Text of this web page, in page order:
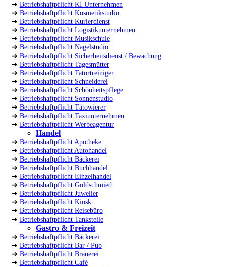
➔ Betriebshaftpflicht KI Unternehmen
➔ Betriebshaftpflicht Kosmetikstudio
➔ Betriebshaftpflicht Kurierdienst
➔ Betriebshaftpflicht Logistikunternehmen
➔ Betriebshaftpflicht Musikschule
➔ Betriebshaftpflicht Nagelstudio
➔ Betriebshaftpflicht Sicherheitsdienst / Bewachung
➔ Betriebshaftpflicht Tagesmütter
➔ Betriebshaftpflicht Tatortreiniger
➔ Betriebshaftpflicht Schneiderei
➔ Betriebshaftpflicht Schönheitspflege
➔ Betriebshaftpflicht Sonnenstudio
➔ Betriebshaftpflicht Tätowierer
➔ Betriebshaftpflicht Taxiunternehmen
➔ Betriebshaftpflicht Werbeagentur
Handel
➔ Betriebshaftpflicht Apotheke
➔ Betriebshaftpflicht Autohandel
➔ Betriebshaftpflicht Bäckerei
➔ Betriebshaftpflicht Buchhandel
➔ Betriebshaftpflicht Einzelhandel
➔ Betriebshaftpflicht Goldschmied
➔ Betriebshaftpflicht Juwelier
➔ Betriebshaftpflicht Kiosk
➔ Betriebshaftpflicht Reisebüro
➔ Betriebshaftpflicht Tankstelle
Gastro & Freizeit
➔ Betriebshaftpflicht Bäckerei
➔ Betriebshaftpflicht Bar / Pub
➔ Betriebshaftpflicht Brauerei
➔ Betriebshaftpflicht Café